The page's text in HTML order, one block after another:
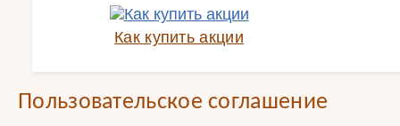
Как купить акции
Пользовательское соглашение